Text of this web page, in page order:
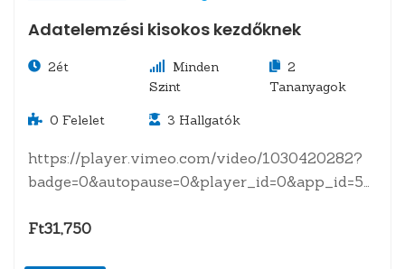
Adatelemzési kisokos kezdőknek
2ét
Minden
Szint
2
Tananyagok
0 Felelet 3 Hallgatók
https://player.vimeo.com/video/1030420282?
badge=0&autopause=0&player_id=0&app_id=58479
eddig még nem tettük?Adatelemzés 1.0:
Ft31,750